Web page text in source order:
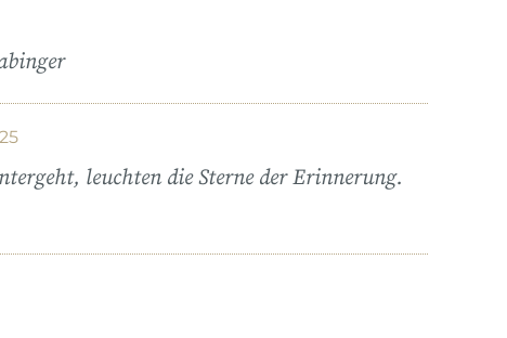
leuchten die Sterne der Erinnerung.